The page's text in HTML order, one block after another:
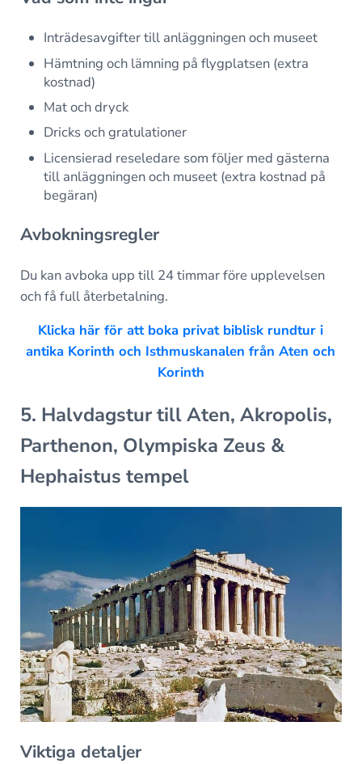
Inträdesavgifter till anläggningen och museet
Hämtning och lämning på flygplatsen (extra
kostnad)
Mat och dryck
Dricks och gratulationer
Licensierad reseledare som följer med gästerna
till anläggningen och museet (extra kostnad på
begäran)
Avbokningsregler
Du kan avboka upp till 24 timmar före upplevelsen
och få full återbetalning.
Klicka här för att boka privat biblisk rundtur i
antika Korinth och Isthmuskanalen från Aten och
Korinth
5. Halvdagstur till Aten, Akropolis,
Parthenon, Olympiska Zeus &
Hephaistus tempel
Viktiga detaljer